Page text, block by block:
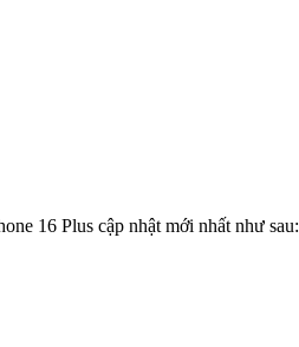
16 Plus cập nhật mới nhất như sau: